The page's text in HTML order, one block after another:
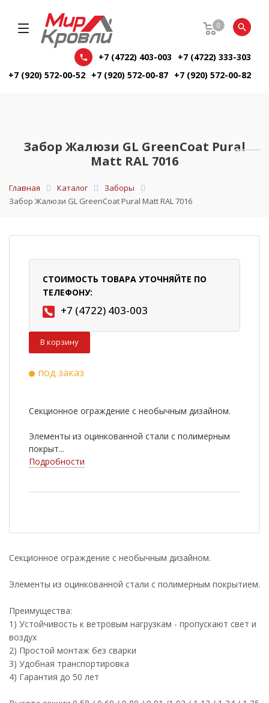
0
+7 (4722) 403-003
+7 (4722) 333-303
+7 (920) 572-00-52 +7 (920) 572-00-87 +7 (920) 572-00-82
Забор Жалюзи GL GreenCoat Pural
Matt RAL 7016
Главная Каталог
Заборы
Забор Жалюзи GL GreenCoat Pural Matt RAL 7016
СТОИМОСТЬ ТОВАРА УТОЧНЯЙТЕ ПО
ТЕЛЕФОНУ:
+7 (4722) 403-003
В корзину
под заказ
Секционное ограждение с необычным дизайном.
Элементы из оцинкованной стали с полимерным
покрыт...
Подробности
Секционное ограждение с необычным дизайном.
Элементы из оцинкованной стали с полимерным покрытием.
Преимущества:
1) Устойчивость к ветровым нагрузкам - пропускают свет и
воздух
2) Простой монтаж без сварки
3) Удобная транспортировка
4) Гарантия до 50 лет